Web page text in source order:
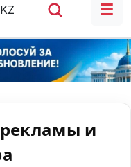
KZ ☰
и